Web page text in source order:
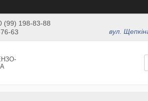
(99) 198-83-88
63
вул.